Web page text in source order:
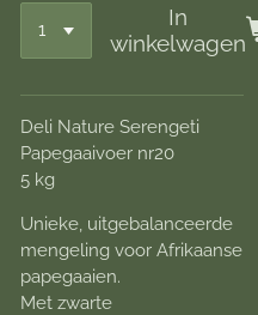
In
winkelwagen
Deli Nature Serengeti
Papegaaivoer nr20
5 kg
Unieke, uitgebalanceerde
mengeling voor Afrikaanse
papegaaien.
Met zwarte